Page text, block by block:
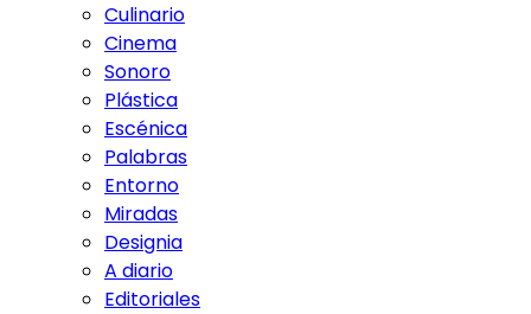
Culinario
Cinema
Sonoro
Plástica
Escénica
Palabras
Entorno
Miradas
Designia
A diario
Editoriales